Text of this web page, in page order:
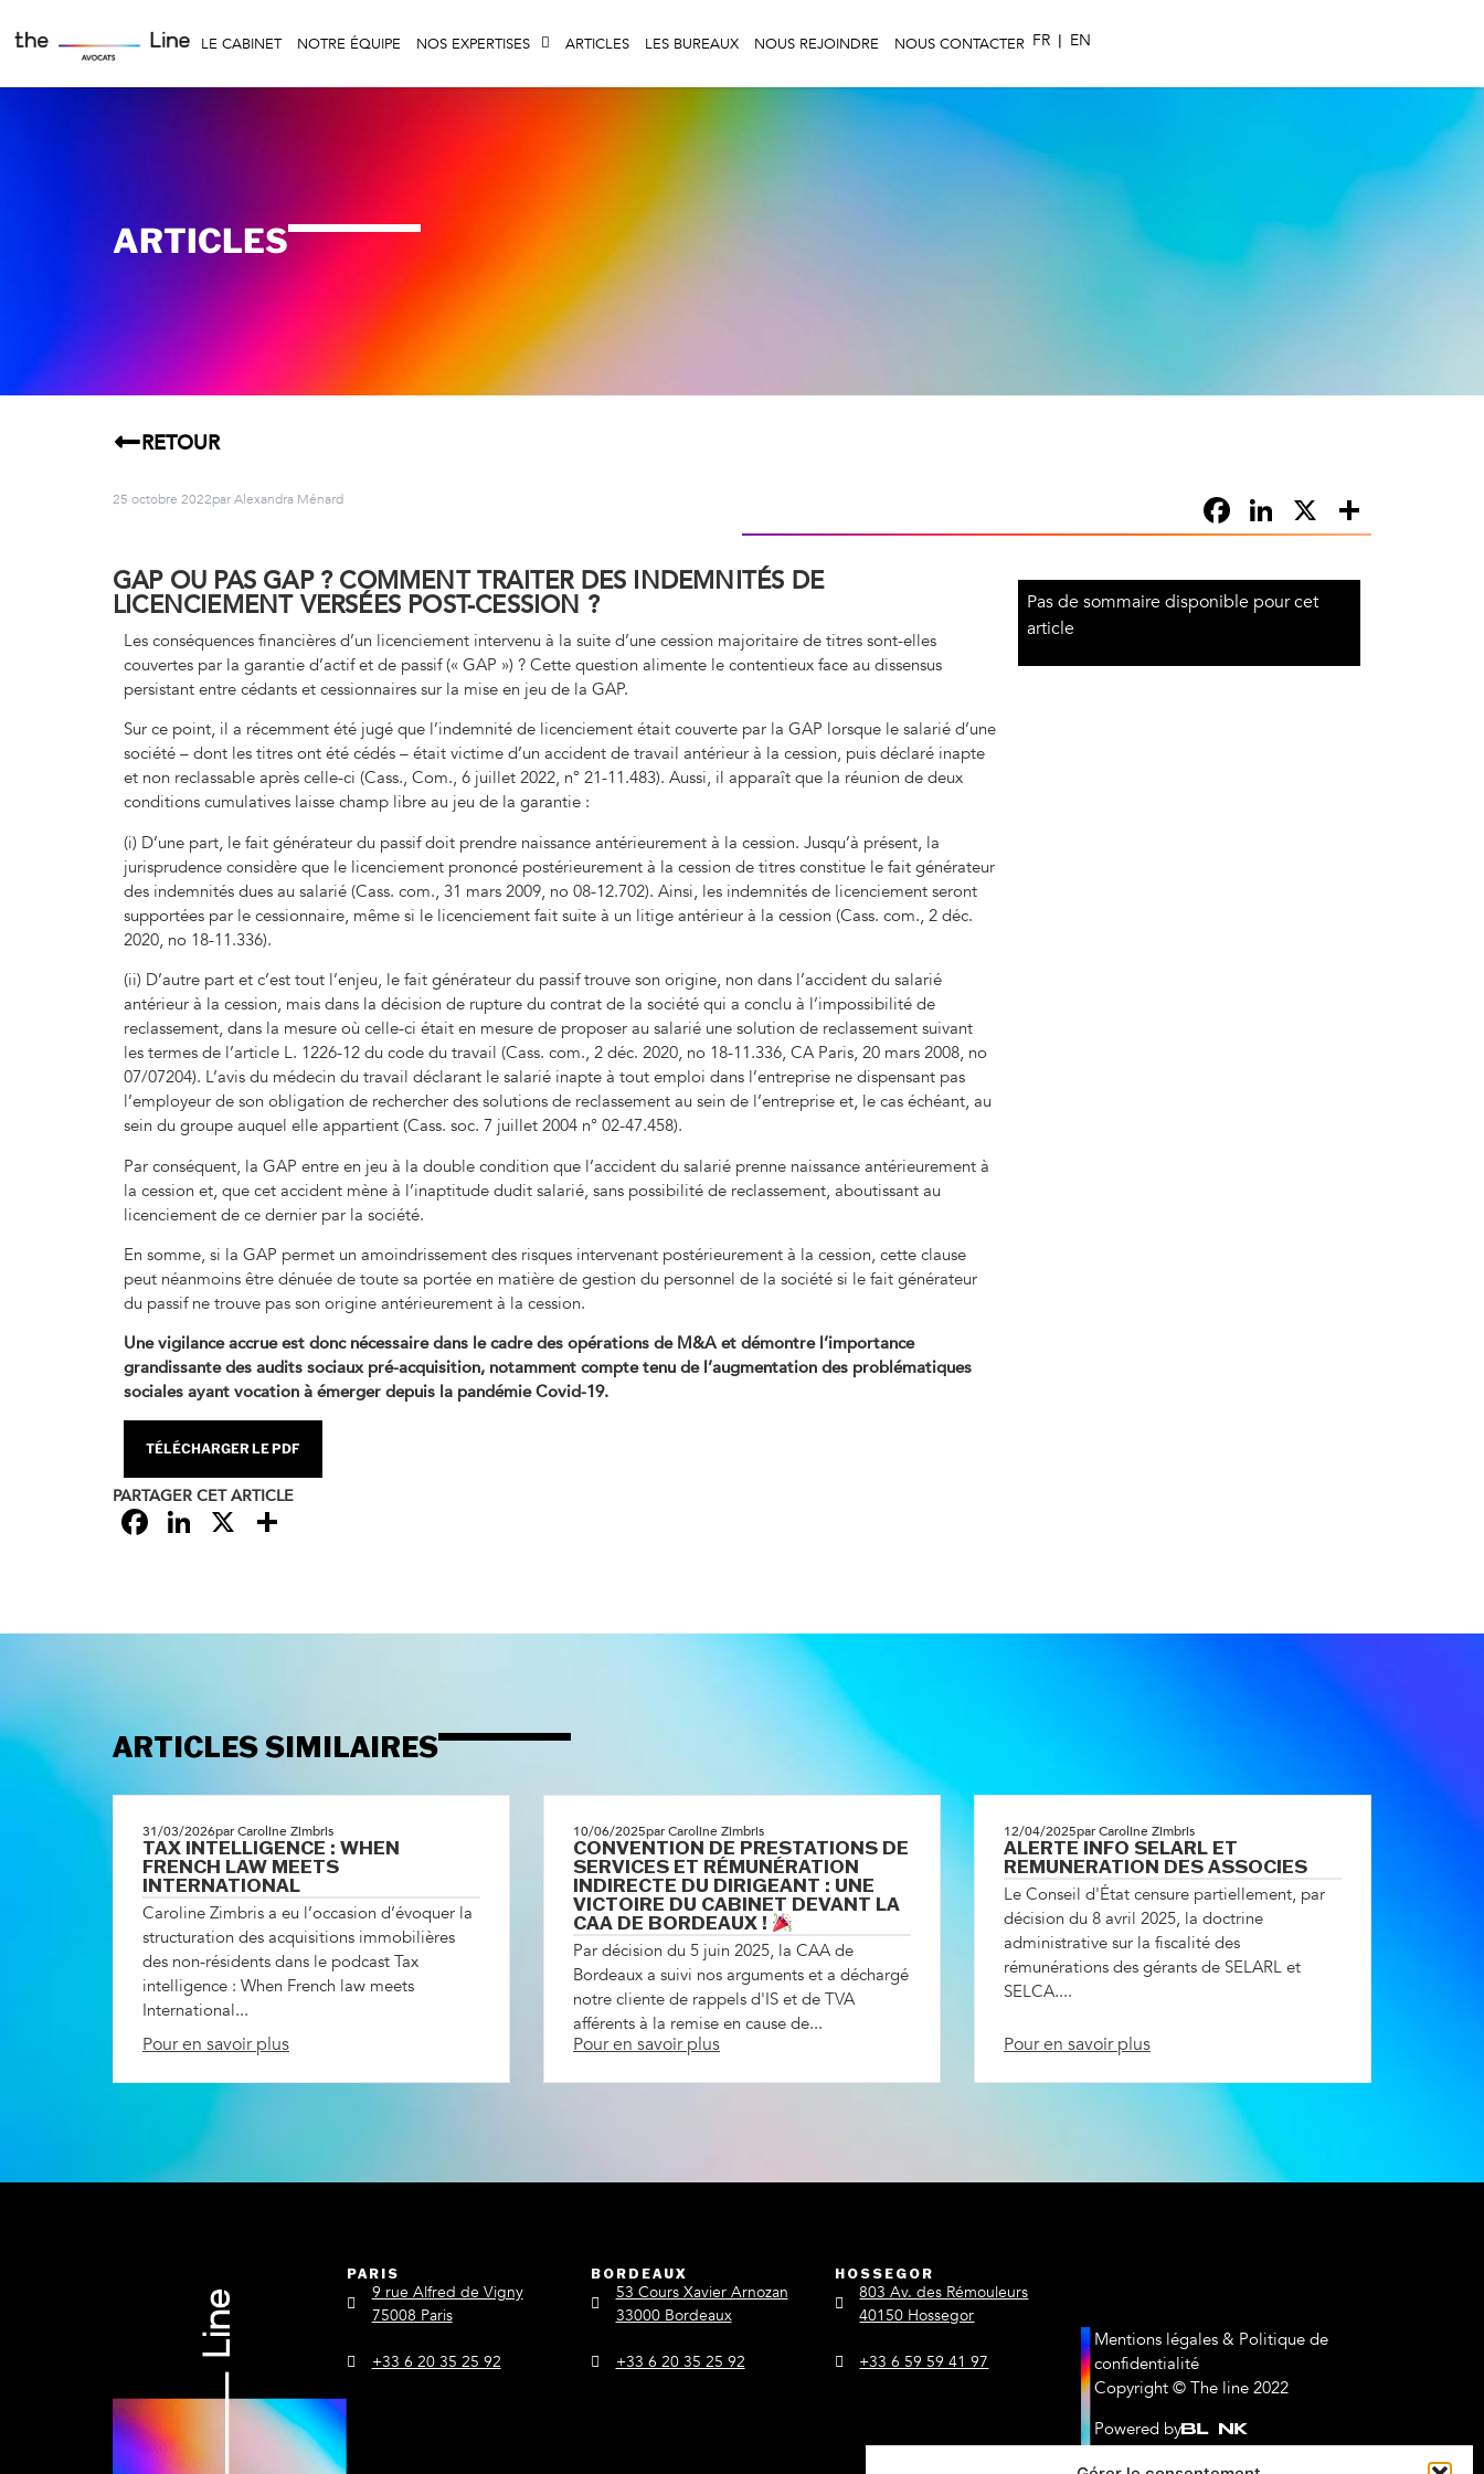
LE CABINET NOTRE ÉQUIPE NOS EXPERTISES ARTICLES LES BUREAUX NOUS REJOINDRE NOUS CONTACTER FR | EN
ARTICLES
RETOUR
25 octobre 2022par Alexandra Ménard Facebook
LinkedIn
X
GAP OU PAS GAP ? COMMENT TRAITER DES INDEMNITÉS DE
LICENCIEMENT VERSÉES POST-CESSION ?
Les conséquences financières d’un licenciement intervenu à la suite d’une cession majoritaire de titres sont-elles
couvertes par la garantie d’actif et de passif (« GAP ») ? Cette question alimente le contentieux face au dissensus
persistant entre cédants et cessionnaires sur la mise en jeu de la GAP.
Sur ce point, il a récemment été jugé que l’indemnité de licenciement était couverte par la GAP lorsque le salarié d’une
société – dont les titres ont été cédés – était victime d’un accident de travail antérieur à la cession, puis déclaré inapte
et non reclassable après celle-ci (Cass., Com., 6 juillet 2022, n° 21-11.483). Aussi, il apparaît que la réunion de deux
conditions cumulatives laisse champ libre au jeu de la garantie :
(i) D’une part, le fait générateur du passif doit prendre naissance antérieurement à la cession. Jusqu’à présent, la
jurisprudence considère que le licenciement prononcé postérieurement à la cession de titres constitue le fait générateur
des indemnités dues au salarié (Cass. com., 31 mars 2009, no 08-12.702). Ainsi, les indemnités de licenciement seront
supportées par le cessionnaire, même si le licenciement fait suite à un litige antérieur à la cession (Cass. com., 2 déc.
2020, no 18-11.336).
(ii) D’autre part et c’est tout l’enjeu, le fait générateur du passif trouve son origine, non dans l’accident du salarié
antérieur à la cession, mais dans la décision de rupture du contrat de la société qui a conclu à l’impossibilité de
reclassement, dans la mesure où celle-ci était en mesure de proposer au salarié une solution de reclassement suivant
les termes de l’article L. 1226-12 du code du travail (Cass. com., 2 déc. 2020, no 18-11.336, CA Paris, 20 mars 2008, no
07/07204). L’avis du médecin du travail déclarant le salarié inapte à tout emploi dans l’entreprise ne dispensant pas
l’employeur de son obligation de rechercher des solutions de reclassement au sein de l’entreprise et, le cas échéant, au
sein du groupe auquel elle appartient (Cass. soc. 7 juillet 2004 n° 02-47.458).
Par conséquent, la GAP entre en jeu à la double condition que l’accident du salarié prenne naissance antérieurement à
la cession et, que cet accident mène à l’inaptitude dudit salarié, sans possibilité de reclassement, aboutissant au
licenciement de ce dernier par la société.
En somme, si la GAP permet un amoindrissement des risques intervenant postérieurement à la cession, cette clause
peut néanmoins être dénuée de toute sa portée en matière de gestion du personnel de la société si le fait générateur
du passif ne trouve pas son origine antérieurement à la cession.
Une vigilance accrue est donc nécessaire dans le cadre des opérations de M&A et démontre l’importance
grandissante des audits sociaux pré-acquisition, notamment compte tenu de l’augmentation des problématiques
sociales ayant vocation à émerger depuis la pandémie Covid-19.
TÉLÉCHARGER LE PDF
PARTAGER CET ARTICLE
Facebook
LinkedIn
X
Pas de sommaire disponible pour cet
article
ARTICLES SIMILAIRES
31/03/2026par Caroline Zimbris
TAX INTELLIGENCE : WHEN
FRENCH LAW MEETS
INTERNATIONAL
Caroline Zimbris a eu l’occasion d’évoquer la
structuration des acquisitions immobilières
des non-résidents dans le podcast Tax
intelligence : When French law meets
International...
Pour en savoir plus
10/06/2025par Caroline Zimbris
CONVENTION DE PRESTATIONS DE
SERVICES ET RÉMUNÉRATION
INDIRECTE DU DIRIGEANT : UNE
VICTOIRE DU CABINET DEVANT LA
CAA DE BORDEAUX !
Par décision du 5 juin 2025, la CAA de
Bordeaux a suivi nos arguments et a déchargé
notre cliente de rappels d'IS et de TVA
afférents à la remise en cause de...
Pour en savoir plus
12/04/2025par Caroline Zimbris
ALERTE INFO SELARL ET
REMUNERATION DES ASSOCIES
Le Conseil d'État censure partiellement, par
décision du 8 avril 2025, la doctrine
administrative sur la fiscalité des
rémunérations des gérants de SELARL et
SELCA....
Pour en savoir plus
PARIS
9 rue Alfred de Vigny
75008 Paris
+33 6 20 35 25 92
BORDEAUX
53 Cours Xavier Arnozan
33000 Bordeaux
+33 6 20 35 25 92
HOSSEGOR
803 Av. des Rémouleurs
40150 Hossegor
+33 6 59 59 41 97
Mentions légales & Politique de
confidentialité
Copyright © The line 2022
Powered by